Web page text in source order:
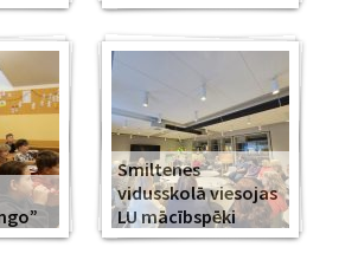
Smiltenes
vidusskolā viesojas
LU mācībspēki